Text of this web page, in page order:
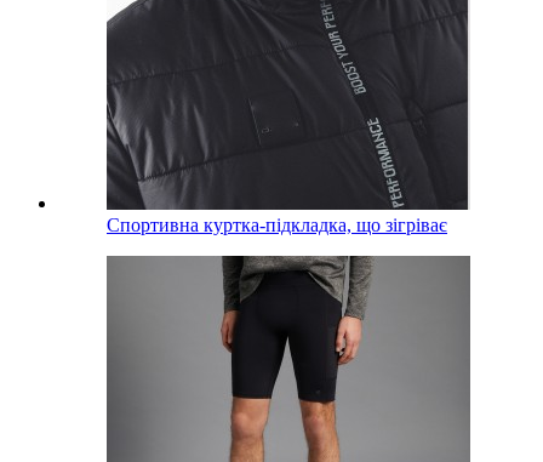
Спортивна куртка-підкладка, що зігріває